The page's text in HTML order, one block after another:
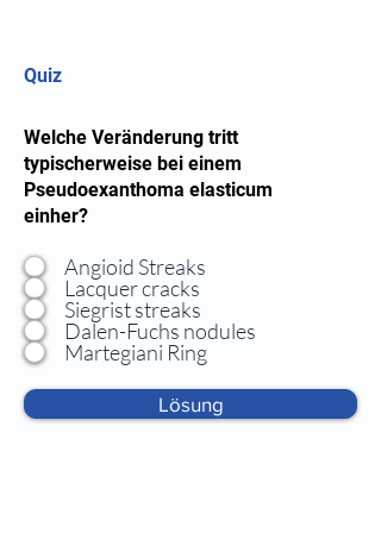
Quiz
Welche Veränderung tritt
typischerweise bei einem
Pseudoexanthoma elasticum
einher?
Angioid Streaks
Lacquer cracks
Siegrist streaks
Dalen-Fuchs nodules
Martegiani Ring
Lösung